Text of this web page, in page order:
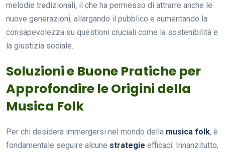
melodie tradizionali, il che ha permesso di attrarre anche le
nuove generazioni, allargando il pubblico e aumentando la
consapevolezza su questioni cruciali come la sostenibilità e
la giustizia sociale.
Soluzioni e Buone Pratiche per
Approfondire le Origini della
Musica Folk
Per chi desidera immergersi nel mondo della musica folk, è
fondamentale seguire alcune strategie efficaci. Innanzitutto,